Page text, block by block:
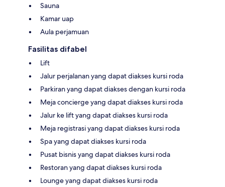
Sauna
Kamar uap
Aula perjamuan
Fasilitas difabel
Lift
Jalur perjalanan yang dapat diakses kursi roda
Parkiran yang dapat diakses dengan kursi roda
Meja concierge yang dapat diakses kursi roda
Jalur ke lift yang dapat diakses kursi roda
Meja registrasi yang dapat diakses kursi roda
Spa yang dapat diakses kursi roda
Pusat bisnis yang dapat diakses kursi roda
Restoran yang dapat diakses kursi roda
Lounge yang dapat diakses kursi roda